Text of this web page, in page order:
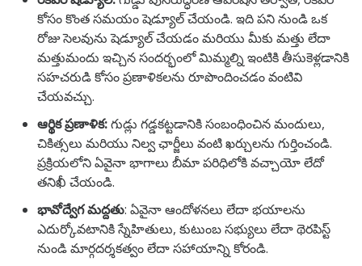
కోసం కొంత సమయం షెడ్యూల్ చేయండి. ఇది పని నుండి ఒక
రోజు సెలవును షెడ్యూల్ చేయడం మరియు మీకు మత్తు లేదా
మత్తుమందు ఇచ్చిన సందర్భంలో మిమ్మల్ని ఇంటికి తీసుకెళ్లడానికి
సహచరుడి కోసం ప్రణాళికలను రూపొందించడం వంటివి
చేయవచ్చు.
ఆర్థిక ప్రణాళిక:గుడ్లు గడ్డకట్టడానికి సంబంధించిన మందులు,
చికిత్సలు మరియు నిల్వ ఛార్జీలు వంటి ఖర్చులను గుర్తించండి.
ప్రక్రియలోని ఏవైనా భాగాలు బీమా పరిధిలోకి వచ్చాయో లేదో
తనిఖీ చేయండి.
భావోద్వేగ మద్దతు: ఏవైనా ఆందోళనలు లేదా భయాలను
ఎదుర్కోవటానికి స్నేహితులు, కుటుంబ సభ్యులు లేదా థెరపిస్ట్
నుండి మార్గదర్శకత్వం లేదా సహాయాన్ని కోరండి.